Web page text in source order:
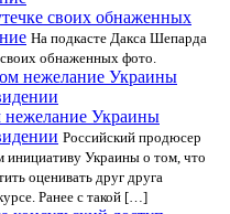
своих обнаженных
На подкасте Дакса Шепарда
обнаженных фото.
нежелание Украины
Российский продюсер
Украины о том, что
оценивать друг друга
Ранее с такой […]